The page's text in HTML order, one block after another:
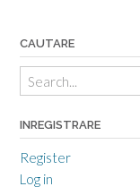
CAUTARE
INREGISTRARE
Register
Log in